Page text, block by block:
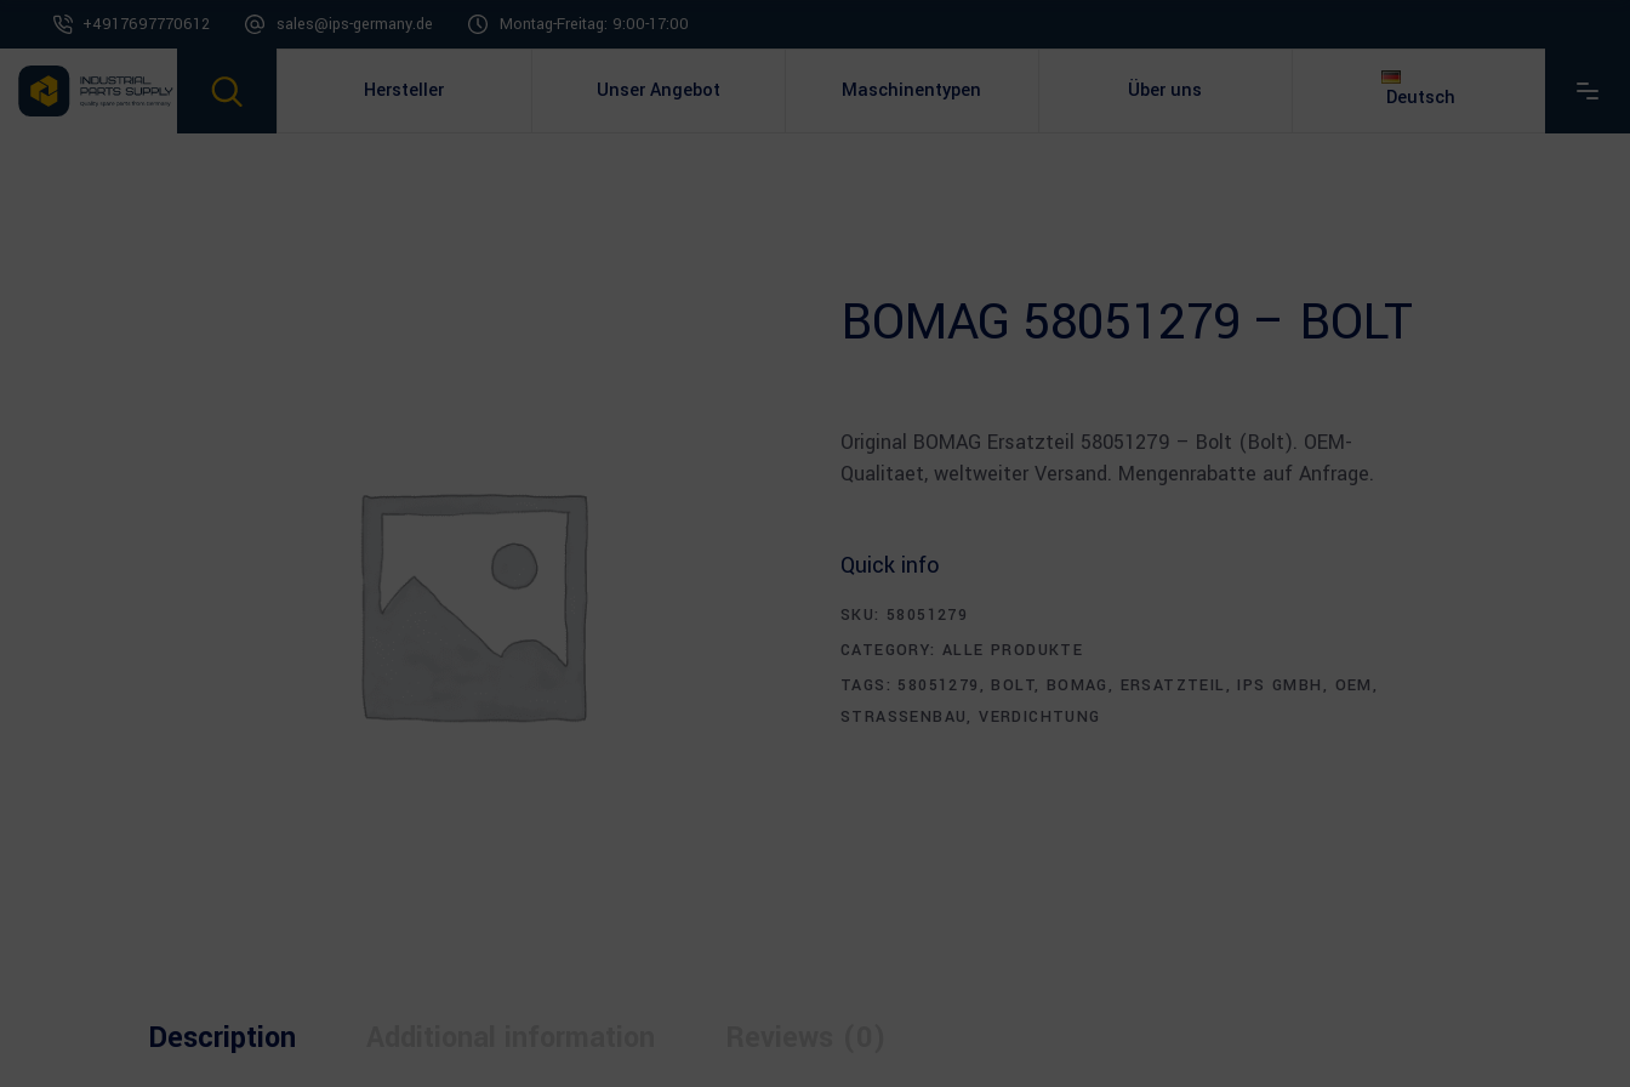
+4917697770612 sales@ips-germany.de Montag-Freitag: 9:00-17:00
Hersteller Unser Angebot Maschinentypen Über uns Deutsch
BOMAG 58051279 – BOLT
Original BOMAG Ersatzteil 58051279 – Bolt (Bolt). OEM-
Qualitaet, weltweiter Versand. Mengenrabatte auf Anfrage.
Quick info
SKU: 58051279
CATEGORY:ALLE PRODUKTE
TAGS: 58051279 , BOLT, BOMAG , ERSATZTEIL , IPS GMBH , OEM ,
STRASSENBAU,VERDICHTUNG
Description